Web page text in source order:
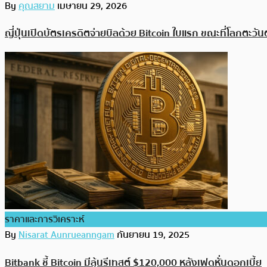
Byคุณสยามเมษายน 29, 2026
ญี่ปุ่นเปิดบัตรเครดิตจ่ายบิลด้วย Bitcoin ใบแรก ขณะที่โลกตะวัน
ราคาและการวิเคราะห์
ByNisarat Aunrueanngamกันยายน 19, 2025
Bitbank ชี้ Bitcoin มีลุ้นรีเทสต์ $120,000 หลังเฟดหั่นดอกเบี้ย